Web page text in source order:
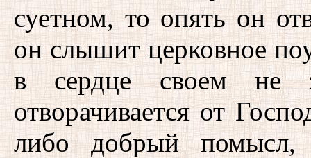
суетном, то опять он
он слышит церковное
в сердце своем не
отворачивается от
либо добрый